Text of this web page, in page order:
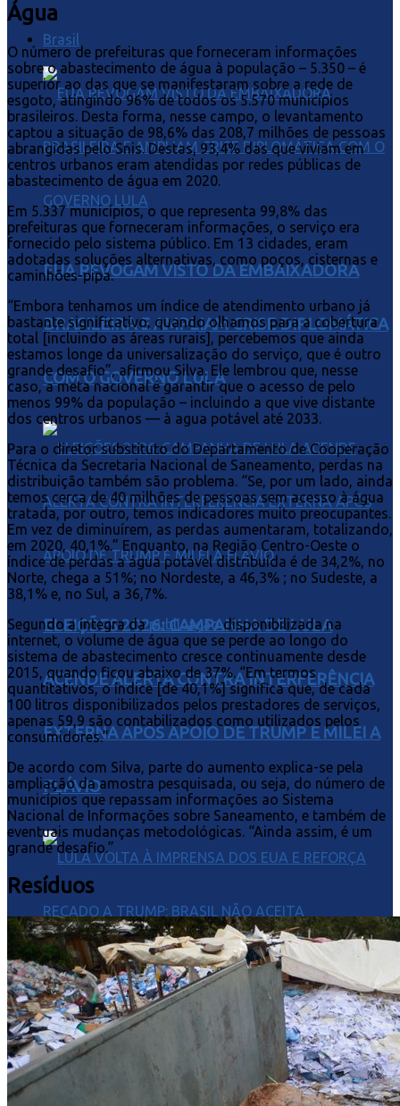
Brasil
EUA REVOGAM VISTO DA EMBAIXADORA
BRASILEIRA E AMPLIAM CRISE DIPLOMÁTICA
COM O GOVERNO LULA
ELEIÇÕES 2026: CAMPANHA DE LULA
ACENDE ALERTA CONTRA INTERFERÊNCIA
EXTERNA APÓS APOIO DE TRUMP E MILEI A
FLÁVIO
LULA VOLTA À IMPRENSA DOS EUA E
REFORÇA RECADO A TRUMP: BRASIL NÃO
Água
O número de prefeituras que forneceram informações
sobre o abastecimento de água à população – 5.350 – é
superior ao das que se manifestaram sobre a rede de
esgoto, atingindo 96% de todos os 5.570 municípios
brasileiros. Desta forma, nesse campo, o levantamento
captou a situação de 98,6% das 208,7 milhões de pessoas
abrangidas pelo Snis. Destas, 93,4% das que viviam em
centros urbanos eram atendidas por redes públicas de
abastecimento de água em 2020.
Em 5.337 municípios, o que representa 99,8% das
prefeituras que forneceram informações, o serviço era
fornecido pelo sistema público. Em 13 cidades, eram
adotadas soluções alternativas, como poços, cisternas e
caminhões-pipa.
“Embora tenhamos um índice de atendimento urbano já
bastante significativo, quando olhamos para a cobertura
total [incluindo as áreas rurais], percebemos que ainda
estamos longe da universalização do serviço, que é outro
grande desafio”, afirmou Silva. Ele lembrou que, nesse
caso, a meta nacional é garantir que o acesso de pelo
menos 99% da população – incluindo a que vive distante
dos centros urbanos — à agua potável até 2033.
Para o diretor substituto do Departamento de Cooperação
Técnica da Secretaria Nacional de Saneamento, perdas na
distribuição também são problema. “Se, por um lado, ainda
temos cerca de 40 milhões de pessoas sem acesso à água
tratada, por outro, temos indicadores muito preocupantes.
Em vez de diminuírem, as perdas aumentaram, totalizando,
em 2020, 40,1%.” Enquanto, na Região Centro-Oeste o
índice de perdas a água potável distribuída é de 34,2%, no
Norte, chega a 51%; no Nordeste, a 46,3% ; no Sudeste, a
38,1% e, no Sul, a 36,7%.
Segundo a íntegra dapublicaçãodisponibilizada na
internet, o volume de água que se perde ao longo do
sistema de abastecimento cresce continuamente desde
2015, quando ficou abaixo de 37%. “Em termos
quantitativos, o índice [de 40,1%] significa que, de cada
100 litros disponibilizados pelos prestadores de serviços,
apenas 59,9 são contabilizados como utilizados pelos
consumidores.”
De acordo com Silva, parte do aumento explica-se pela
ampliação da amostra pesquisada, ou seja, do número de
municípios que repassam informações ao Sistema
Nacional de Informações sobre Saneamento, e também de
eventuais mudanças metodológicas. “Ainda assim, é um
grande desafio.”
Resíduos